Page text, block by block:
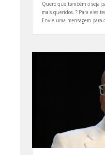
Quero que também o seja
mais queridos. ? Para eles
Envie uma mensagem para